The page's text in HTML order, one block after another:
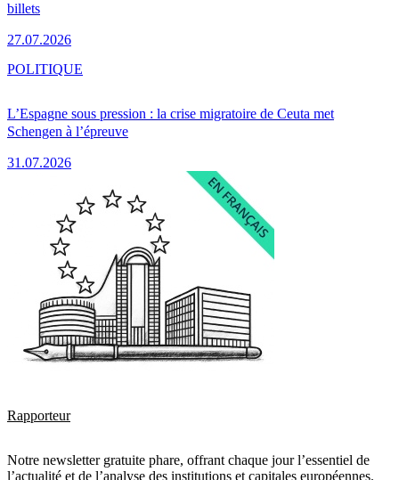
billets
27.07.2026
L’Espagne sous pression : la crise migratoire de Ceuta met
Schengen à l’épreuve
31.07.2026
POLITIQUE
Rapporteur
Notre newsletter gratuite phare, offrant chaque jour l’essentiel de
l’actualité et de l’analyse des institutions et capitales européennes.